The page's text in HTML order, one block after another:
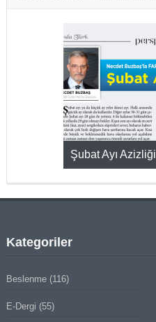
Şubat Ayı Azizliği
Kategoriler
Beslenme(116)
E-Dergi (55)